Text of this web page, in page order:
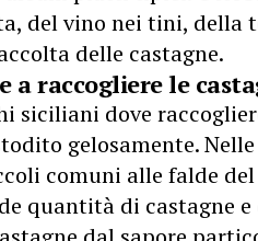
del vino nei tini, della
delle castagne.
a raccogliere le
siciliani dove
gelosamente.
comuni alle falde
quantità di castagne